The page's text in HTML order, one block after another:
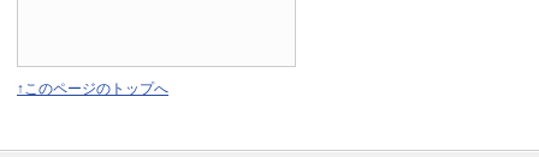
↑このページのトップへ